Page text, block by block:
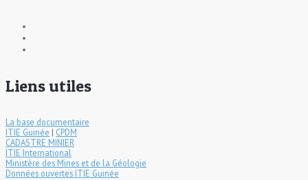
Liens utiles
La base documentaire
ITIE Guinée | CPDM
CADASTRE MINIER
ITIE International
Ministère des Mines et de la Géologie
Données ouvertes ITIE Guinée